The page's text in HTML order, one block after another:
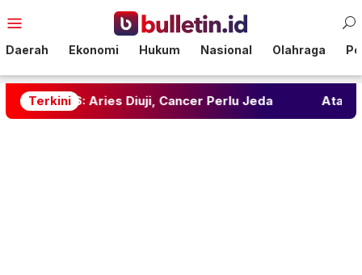
ke
Mobile
Daerah Ekonomi Hukum Nasional Olahraga
Terkini
Diuji, Cancer Perlu Jeda Atasi Jerawat